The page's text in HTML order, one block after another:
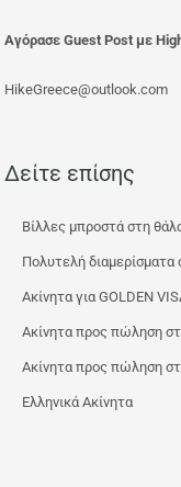
Αγόρασε Guest Post με
HikeGreece@outlook.com
Δείτε επίσης
Βίλλες μπροστά στη
Πολυτελή διαμερίσματα
Ακίνητα για GOLDEN
Ακίνητα προς πώληση
Ακίνητα προς πώληση
Ελληνικά Ακίνητα